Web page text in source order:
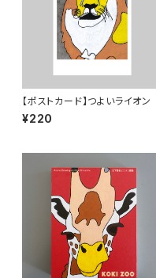
【ポストカード】つよいライオン
¥220